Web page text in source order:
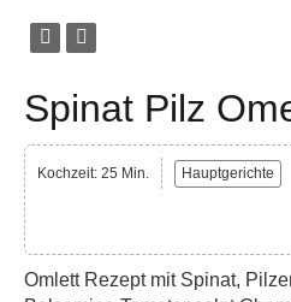
Spinat Pilz
Kochzeit: 25 Min. Hauptgerichte
Omlett Rezept mit Spinat,